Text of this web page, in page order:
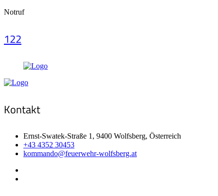
Notruf
122
Kontakt
Ernst-Swatek-Straße 1, 9400 Wolfsberg, Österreich
+43 4352 30453
kommando@feuerwehr-wolfsberg.at